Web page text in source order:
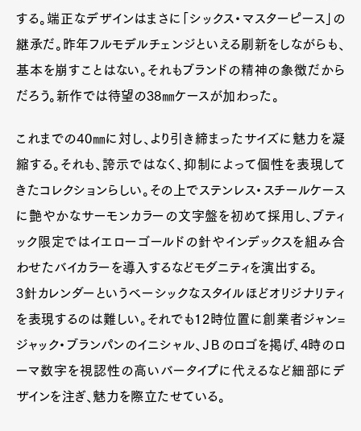
する。端正なデザインはまさに「シックス・マスターピース」の
継承だ。昨年フルモデルチェンジといえる刷新をしながらも、
基本を崩すことはない。それもブランドの精神の象徴だから
だろう。新作では待望の38㎜ケースが加わった。
これまでの40㎜に対し、より引き締まったサイズに魅力を凝
縮する。それも、誇示ではなく、抑制によって個性を表現して
きたコレクションらしい。その上でステンレス・スチールケース
に艶やかなサーモンカラーの文字盤を初めて採用し、ブティ
ック限定ではイエローゴールドの針やインデックスを組み合
わせたバイカラーを導入するなどモダニティを演出する。
3針カレンダーというベーシックなスタイルほどオリジナリティ
を表現するのは難しい。それでも12時位置に創業者ジャン=
ジャック・ブランパンのイニシャル、ＪＢのロゴを掲げ、4時のロ
ーマ数字を視認性の高いバータイプに代えるなど細部にデ
ザインを注ぎ、魅力を際立たせている。